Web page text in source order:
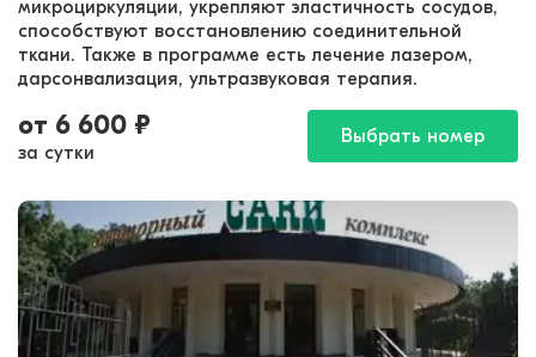
микроциркуляции, укрепляют эластичность сосудов,
способствуют восстановлению соединительной
ткани. Также в программе есть лечение лазером,
дарсонвализация, ультразвуковая терапия.
от 6 600 ₽
за сутки
Выбрать номер